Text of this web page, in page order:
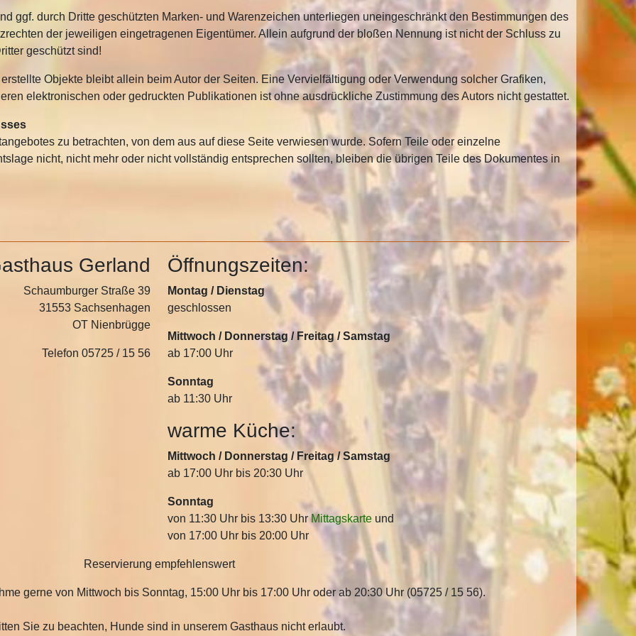
ggf. durch Dritte geschützten Marken- und Warenzeichen unterliegen uneingeschränkt den Bestimmungen des
der jeweiligen eingetragenen Eigentümer. Allein aufgrund der bloßen Nennung ist nicht der Schluss zu
geschützt sind!
Objekte bleibt allein beim Autor der Seiten. Eine Vervielfältigung oder Verwendung solcher Grafiken,
elektronischen oder gedruckten Publikationen ist ohne ausdrückliche Zustimmung des Autors nicht gestattet.
zu betrachten, von dem aus auf diese Seite verwiesen wurde. Sofern Teile oder einzelne
nicht, nicht mehr oder nicht vollständig entsprechen sollten, bleiben die übrigen Teile des Dokumentes in
Gerland
Schaumburger Straße 39
31553 Sachsenhagen
OT Nienbrügge
Telefon 05725 / 15 56
Öffnungszeiten:
Montag / Dienstag
geschlossen
Mittwoch / Donnerstag / Freitag / Samstag
ab 17:00 Uhr
Sonntag
ab 11:30 Uhr
warme Küche:
Mittwoch / Donnerstag / Freitag / Samstag
ab 17:00 Uhr bis 20:30 Uhr
Sonntag
von 11:30 Uhr bis 13:30 UhrMittagskarte und
von 17:00 Uhr bis 20:00 Uhr
Reservierung empfehlenswert
gerne von Mittwoch bis Sonntag, 15:00 Uhr bis 17:00 Uhr oder ab 20:30 Uhr (05725 / 15 56).
Sie zu beachten, Hunde sind in unserem Gasthaus nicht erlaubt.